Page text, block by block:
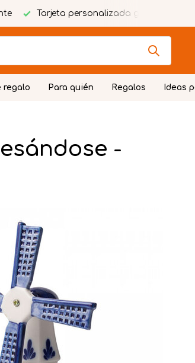
Tarjeta personalizada gratuita
regalo Para quién Regalos Ideas
-